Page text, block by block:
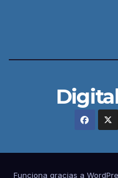
Funciona gracias a